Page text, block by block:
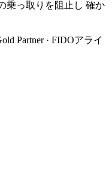
乗っ取りを阻止し 確か
Partner · FIDOアライ